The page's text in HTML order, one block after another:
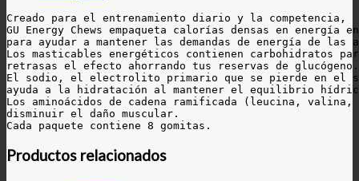
Creado para el entrenamiento diario y la competencia,
GU Energy Chews empaqueta calorías densas en
para ayudar a mantener las demandas de energía de
Los masticables energéticos contienen carbohidratos
retrasas el efecto ahorrando tus reservas de glucógeno.
El sodio, el electrolito primario que se pierde en el
ayuda a la hidratación al mantener el equilibrio
Los aminoácidos de cadena ramificada (leucina,
disminuir el daño muscular.
Productos relacionados